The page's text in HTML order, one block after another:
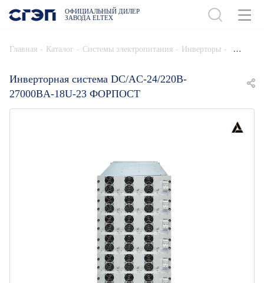
ОФИЦИАЛЬНЫЙ ДИЛЕР
ЗАВОДА ELTEX
Главная - Каталог - Системы электропитания - Инверторы -
Инверторная система DC/AC-24/220B-
27000BA-18U-23 ФОРПОСТ